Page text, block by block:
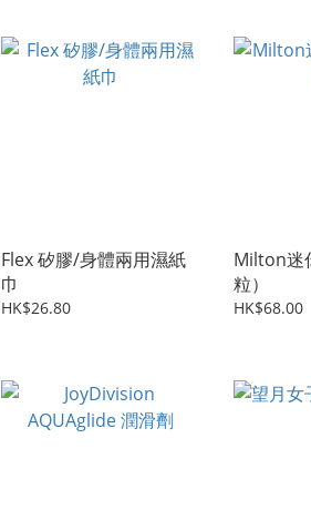
Flex 矽膠/身體兩用濕紙
巾
HK$26.80
Milton迷
粒）
HK$68.00